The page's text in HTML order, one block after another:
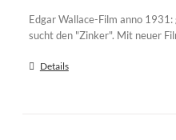
Edgar Wallace-Film anno 1931:
sucht den "Zinker". Mit neuer
Details